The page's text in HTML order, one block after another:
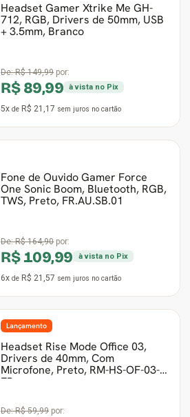
Headset Gamer Xtrike Me GH-
712, RGB, Drivers de 50mm, USB
+ 3.5mm, Branco
De:R$ 149,99 por:
R$ 89,99 à vista no Pix
5x de R$ 21,17 sem juros no cartão
Fone de Ouvido Gamer Force
One Sonic Boom, Bluetooth, RGB,
TWS, Preto, FR.AU.SB.01
De:R$ 164,90 por:
R$ 109,99 à vista no Pix
6x de R$ 21,57 sem juros no cartão
Lançamento
Headset Rise Mode Office 03,
Drivers de 40mm, Com
Microfone, Preto, RM-HS-OF-03-
FB
De:R$ 59,99 por: